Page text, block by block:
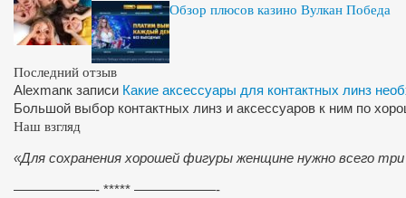
Обзор плюсов казино Вулкан Победа
Последний отзыв
Alexmanк записи Какие аксессуары для контактных линз
Большой выбор контактных линз и аксессуаров к ним по
Наш взгляд
«Для сохранения хорошей фигуры женщине нужно всего
——————- ***** ——————-